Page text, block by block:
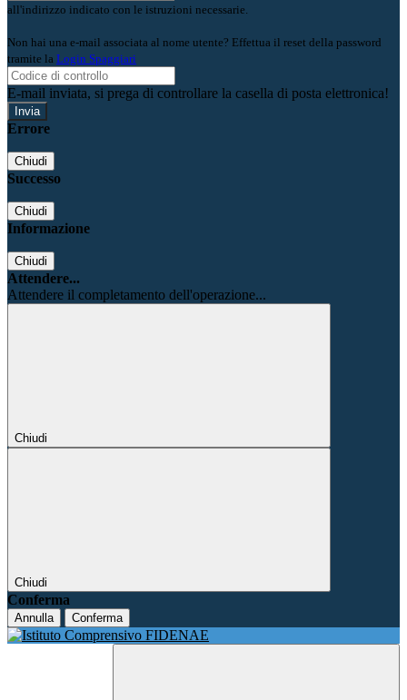
all'indirizzo indicato con le istruzioni necessarie.
Non hai una e-mail associata al nome utente? Effettua il reset della password
tramite la Login Spaggiari
E-mail inviata, si prega di controllare la casella di posta elettronica!
Errore
Chiudi
Successo
Chiudi
Informazione
Chiudi
Attendere...
Attendere il completamento dell'operazione...
Chiudi
Chiudi
Conferma
Annulla Conferma